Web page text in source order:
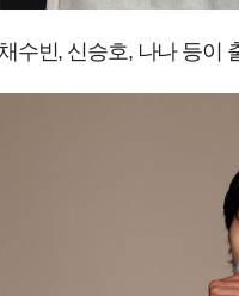
수빈, 신승호, 나나 등이